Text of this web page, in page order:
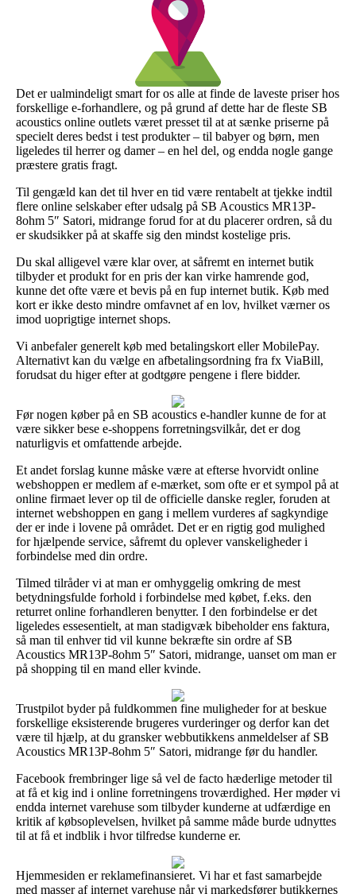
Det er ualmindeligt smart for os alle at finde de laveste priser hos
forskellige e-forhandlere, og på grund af dette har de fleste SB
acoustics online outlets været presset til at at sænke priserne på
specielt deres bedst i test produkter – til babyer og børn, men
ligeledes til herrer og damer – en hel del, og endda nogle gange
præstere gratis fragt.
Til gengæld kan det til hver en tid være rentabelt at tjekke indtil
flere online selskaber efter udsalg på SB Acoustics MR13P-
8ohm 5″ Satori, midrange forud for at du placerer ordren, så du
er skudsikker på at skaffe sig den mindst kostelige pris.
Du skal alligevel være klar over, at såfremt en internet butik
tilbyder et produkt for en pris der kan virke hamrende god,
kunne det ofte være et bevis på en fup internet butik. Køb med
kort er ikke desto mindre omfavnet af en lov, hvilket værner os
imod uoprigtige internet shops.
Vi anbefaler generelt køb med betalingskort eller MobilePay.
Alternativt kan du vælge en afbetalingsordning fra fx ViaBill,
forudsat du higer efter at godtgøre pengene i flere bidder.
Før nogen køber på en SB acoustics e-handler kunne de for at
være sikker bese e-shoppens forretningsvilkår, det er dog
naturligvis et omfattende arbejde.
Et andet forslag kunne måske være at efterse hvorvidt online
webshoppen er medlem af e-mærket, som ofte er et sympol på at
online firmaet lever op til de officielle danske regler, foruden at
internet webshoppen en gang i mellem vurderes af sagkyndige
der er inde i lovene på området. Det er en rigtig god mulighed
for hjælpende service, såfremt du oplever vanskeligheder i
forbindelse med din ordre.
Tilmed tilråder vi at man er omhyggelig omkring de mest
betydningsfulde forhold i forbindelse med købet, f.eks. den
returret online forhandleren benytter. I den forbindelse er det
ligeledes essesentielt, at man stadigvæk bibeholder ens faktura,
så man til enhver tid vil kunne bekræfte sin ordre af SB
Acoustics MR13P-8ohm 5″ Satori, midrange, uanset om man er
på shopping til en mand eller kvinde.
Trustpilot byder på fuldkommen fine muligheder for at beskue
forskellige eksisterende brugeres vurderinger og derfor kan det
være til hjælp, at du gransker webbutikkens anmeldelser af SB
Acoustics MR13P-8ohm 5″ Satori, midrange før du handler.
Facebook frembringer lige så vel de facto hæderlige metoder til
at få et kig ind i online forretningens troværdighed. Her møder vi
endda internet varehuse som tilbyder kunderne at udfærdige en
kritik af købsoplevelsen, hvilket på samme måde burde udnyttes
til at få et indblik i hvor tilfredse kunderne er.
Hjemmesiden er reklamefinansieret. Vi har et fast samarbejde
med masser af internet varehuse når vi markedsfører butikkernes